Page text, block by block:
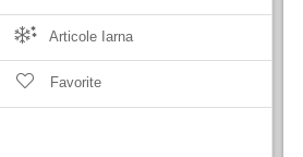
Articole Iarna
Favorite